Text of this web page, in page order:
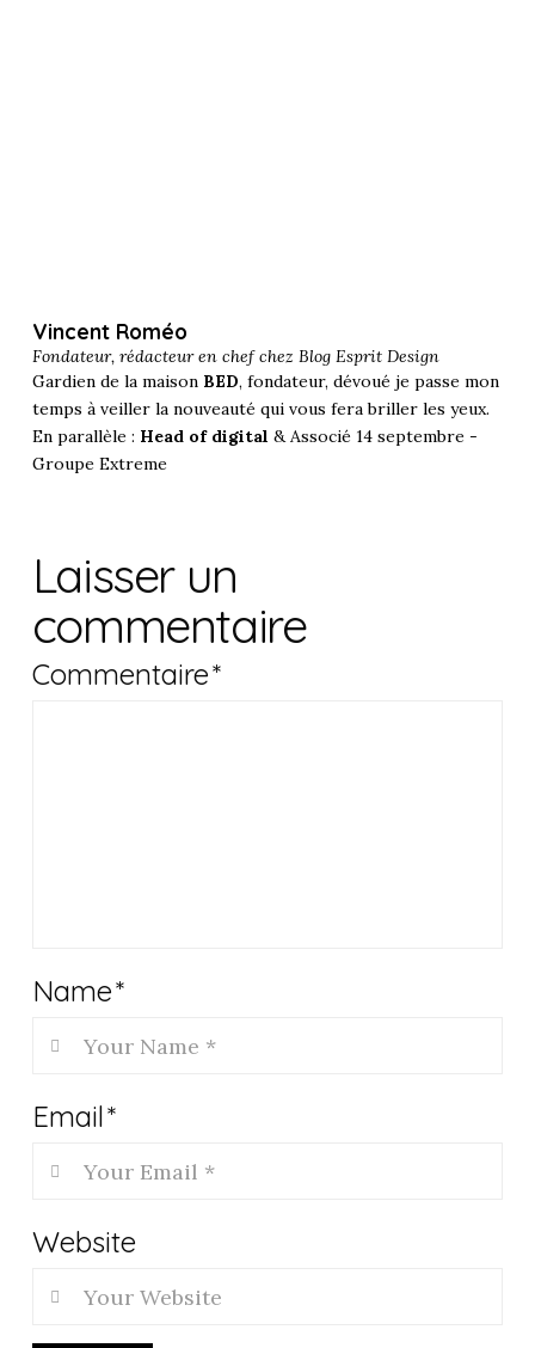
Vincent Roméo
Fondateur, rédacteur en chef chez Blog Esprit Design
Gardien de la maison BED, fondateur, dévoué je passe mon
temps à veiller la nouveauté qui vous fera briller les yeux.
En parallèle : Head of digital & Associé 14 septembre -
Groupe Extreme
Laisser un
commentaire
Commentaire*
Name*
Email*
Website